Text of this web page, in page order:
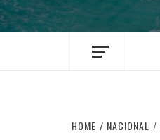
HOME NACIONAL